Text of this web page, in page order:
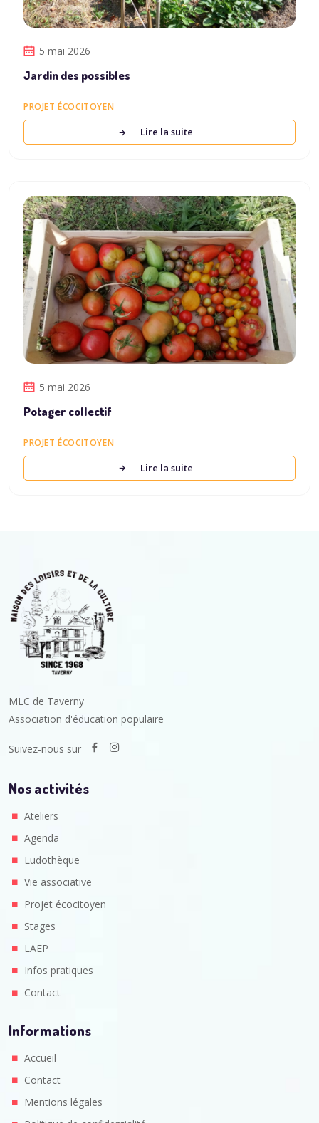
5 mai 2026
Jardin des possibles
PROJET ÉCOCITOYEN
Lire la suite
5 mai 2026
Potager collectif
PROJET ÉCOCITOYEN
Lire la suite
MLC de Taverny
Association d'éducation populaire
Suivez-nous sur
Nos activités
Ateliers
Agenda
Ludothèque
Vie associative
Projet écocitoyen
Stages
LAEP
Infos pratiques
Contact
Informations
Accueil
Contact
Mentions légales